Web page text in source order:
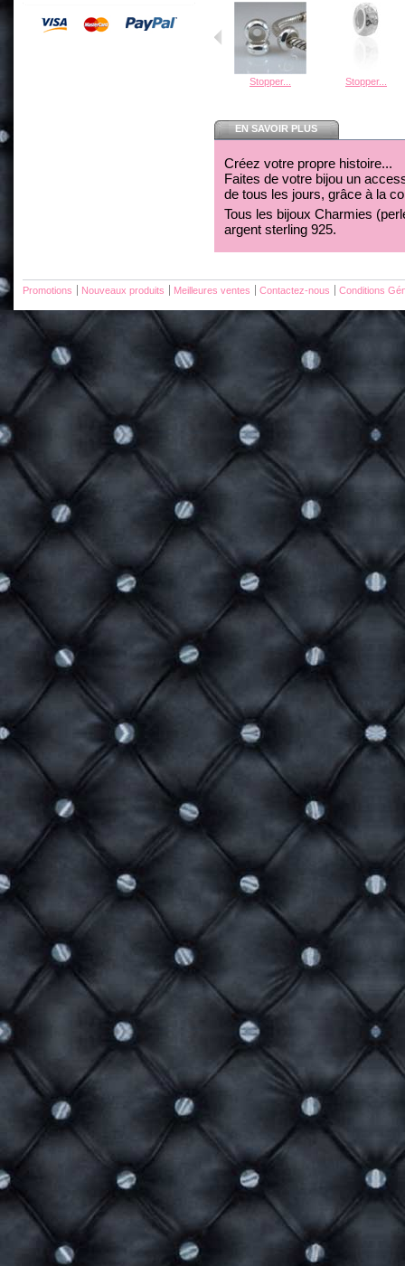
Stopper... Stopper...
EN SAVOIR PLUS
Créez votre propre histoire...
Faites de votre bijou un
de tous les jours, grâce à la
Tous les bijoux Charmies
argent sterling 925.
Promotions Nouveaux produits Meilleures ventes Contactez-nous Conditions